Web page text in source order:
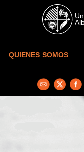
Skip to main content
QUIENES SOMOS